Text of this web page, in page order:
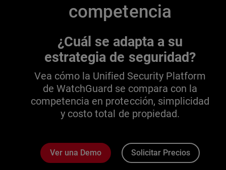
competencia
¿Cuál se adapta a su
estrategia de seguridad?
Vea cómo la Unified Security Platform
de WatchGuard se compara con la
competencia en protección, simplicidad
y costo total de propiedad.
Ver una Demo Solicitar Precios